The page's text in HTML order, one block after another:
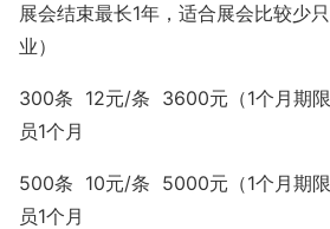
展会结束最长1年，适合展会比较少
业）
300条 12元/条 3600元（1个月期
员1个月
500条 10元/条 5000元（1个月期
员1个月